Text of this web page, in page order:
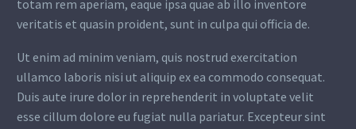
totam rem aperiam, eaque ipsa quae ab illo inventore
veritatis et quasin proident, sunt in culpa qui officia de.
Ut enim ad minim veniam, quis nostrud exercitation
ullamco laboris nisi ut aliquip ex ea commodo consequat.
Duis aute irure dolor in reprehenderit in voluptate velit
esse cillum dolore eu fugiat nulla pariatur. Excepteur sint